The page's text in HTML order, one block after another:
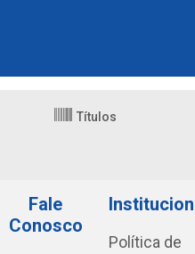
Títulos
Fale
Conosco
Política de